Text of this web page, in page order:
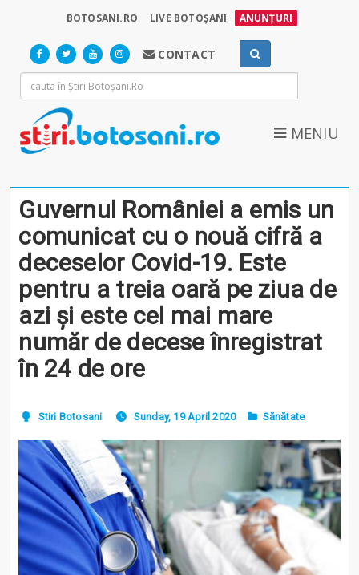
BOTOSANI.RO LIVE BOTOȘANI ANUNȚURI
CONTACT
MENIU
Guvernul României a emis un
comunicat cu o nouă cifră a
deceselor Covid-19. Este
pentru a treia oară pe ziua de
azi și este cel mai mare
număr de decese înregistrat
în 24 de ore
Stiri Botosani Sunday, 19 April 2020 Sănătate